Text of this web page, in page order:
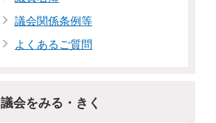
議会関係条例等
よくあるご質問
議会をみる・きく